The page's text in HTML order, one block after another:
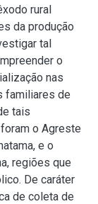
rural
da produção
tal
o
nas
familiares de
tais
o Agreste
e o
regiões que
De caráter
de coleta de